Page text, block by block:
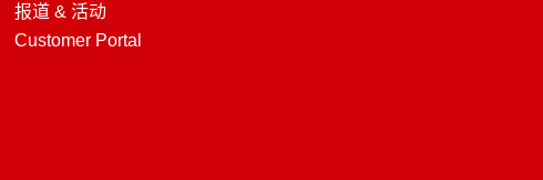
报道 & 活动
Customer Portal